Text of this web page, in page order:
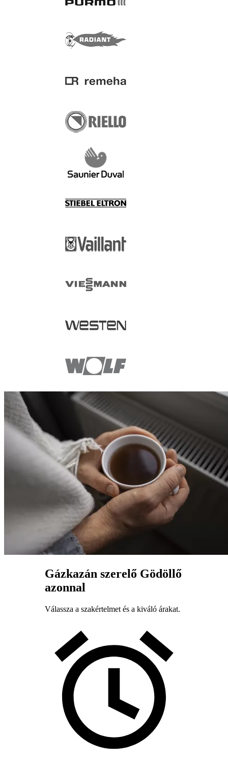
Gázkazán szerelő Gödöllő
azonnal
Válassza a szakértelmet és a kiváló árakat.